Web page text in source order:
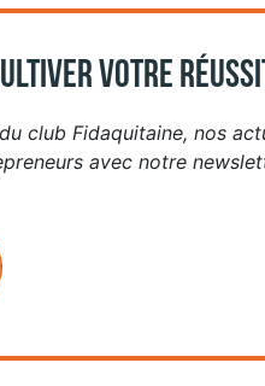
VOTRE
club Fidaquitaine, nos
avec notre